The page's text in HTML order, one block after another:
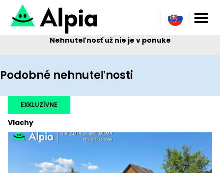
Nehnuteľnosť už nie je v ponuke
Podobné nehnuteľnosti
Vlachy
EXKLUZÍVNE